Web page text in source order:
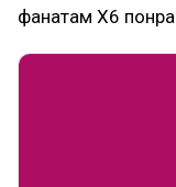
фанатам X6